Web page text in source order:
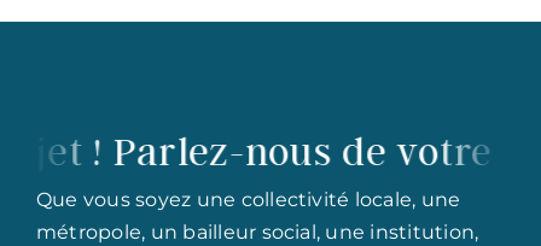
! Parlez-nous de votre
Que vous soyez une collectivité locale, une
métropole, un bailleur social, une institution,